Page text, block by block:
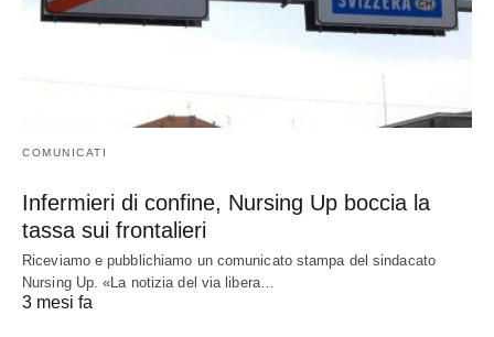
COMUNICATI
Infermieri di confine, Nursing Up boccia la
tassa sui frontalieri
Riceviamo e pubblichiamo un comunicato stampa del sindacato
Nursing Up. «La notizia del via libera…
3 mesi fa